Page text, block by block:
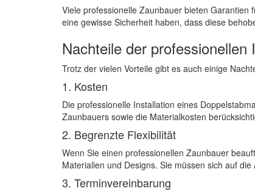
Viele professionelle Zaunbauer bieten
eine gewisse Sicherheit haben, dass diese
Nachteile der professionellen
Trotz der vielen Vorteile gibt es auch einige
1. Kosten
Die professionelle Installation eines
Zaunbauers sowie die Materialkosten
2. Begrenzte Flexibilität
Wenn Sie einen professionellen Zaunbauer
Materialien und Designs. Sie müssen sich auf
3. Terminvereinbarung